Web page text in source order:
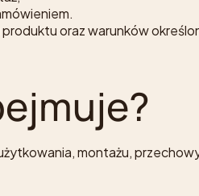
oraz warunków
montażu,